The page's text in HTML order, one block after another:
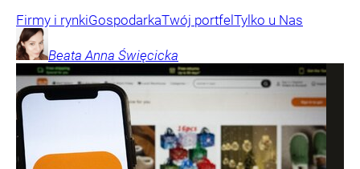
Firmy i rynkiGospodarkaTwój portfel Tylko u Nas
Beata Anna Święcicka